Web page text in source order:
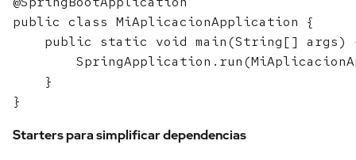
public class MiAplicacionApplication {
public static void main(String[] args)
    }
Starters para simplificar dependencias